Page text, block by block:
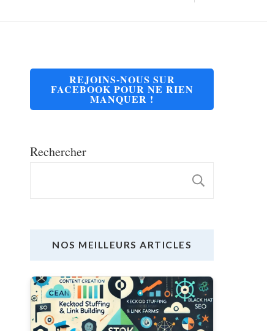
REJOINS-NOUS SUR
FACEBOOK POUR NE RIEN
MANQUER !
Rechercher
NOS MEILLEURS ARTICLES